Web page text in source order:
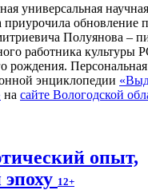
универсальная
обновление
Полуянова –
работника
рождения.
энциклопедии
на сайте Вологодской
опыт,
12+